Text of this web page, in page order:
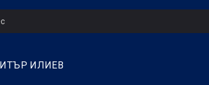
смачка Макаби с 3:0! (ВИДЕО)
ИЛИЕВ